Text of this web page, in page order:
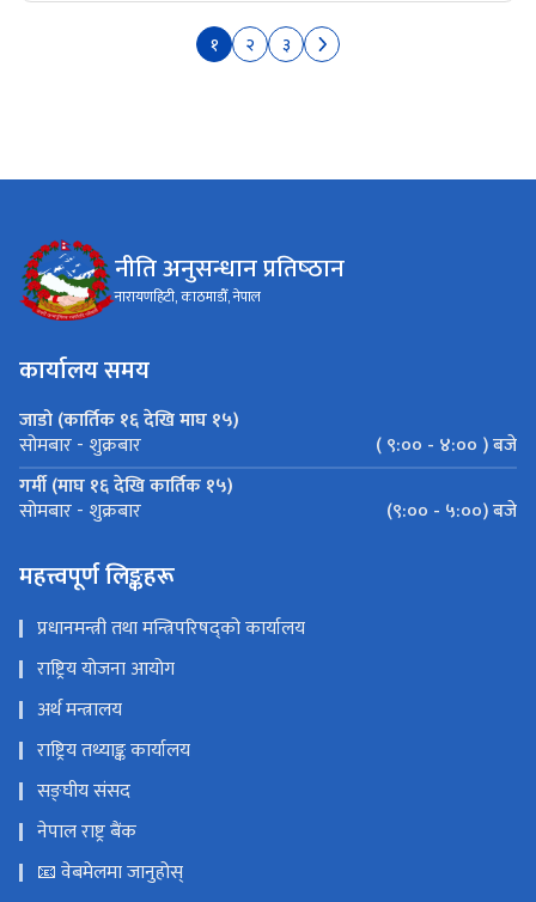
१ २ ३
नीति अनुसन्धान प्रतिष्‍ठान
नारायणहिटी, काठमाडौँ, नेपाल
कार्यालय समय
जाडो (कार्तिक १६ देखि माघ १५)
सोमबार - शुक्रबार
( ९:०० - ४:०० ) बजे
गर्मी (माघ १६ देखि कार्तिक १५)
सोमबार - शुक्रबार (९:०० - ५:००) बजे
महत्त्वपूर्ण लिङ्कहरू
प्रधानमन्त्री तथा मन्त्रिपरिषद्को कार्यालय
राष्ट्रिय योजना आयोग
अर्थ मन्त्रालय
राष्ट्रिय तथ्याङ्क कार्यालय
सङ्घीय संसद
नेपाल राष्ट्र बैंक
📧 वेबमेलमा जानुहोस्